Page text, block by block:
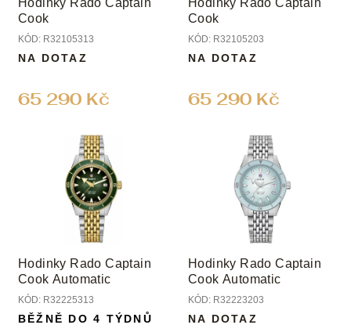
d
u
k
ů
Hodinky Rado Captain
Cook
KÓD: R32105313
65 290 Kč
NA DOTAZ
Hodinky Rado Captain
Cook
KÓD: R32105203
65 290 Kč
NA DOTAZ
Hodinky Rado Captain
Cook Automatic
KÓD: R32225313
BĚŽNĚ DO 4 TÝDNŮ
Hodinky Rado Captain
Cook Automatic
KÓD: R32223203
NA DOTAZ